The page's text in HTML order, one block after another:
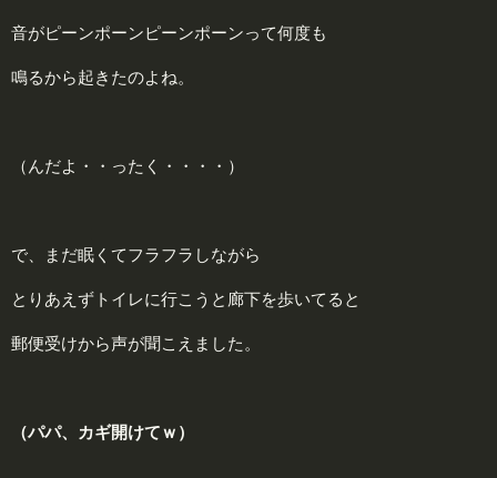
音がピーンポーンピーンポーンって何度も
鳴るから起きたのよね。
（んだよ・・ったく・・・・）
で、まだ眠くてフラフラしながら
とりあえずトイレに行こうと廊下を歩いてると
郵便受けから声が聞こえました。
（パパ、カギ開けてｗ）